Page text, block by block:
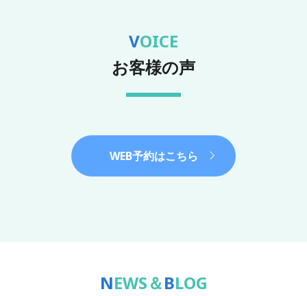
VOICE
お客様の声
WEB予約はこちら
NEWS＆
BLOG